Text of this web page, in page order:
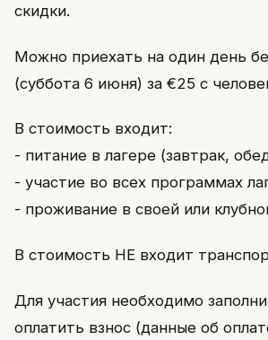
скидки.
Можно приехать на один день
(суббота 6 июня) за €25 с
В стоимость входит:
- питание в лагере (завтрак,
- участие во всех программах
- проживание в своей или
В стоимость НЕ входит
Для участия необходимо
оплатить взнос (данные об